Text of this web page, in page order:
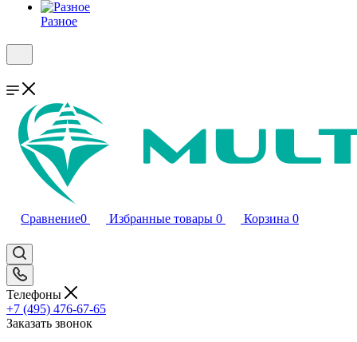
Разное
Сравнение0 Избранные товары 0 Корзина 0
Телефоны
+7 (495) 476-67-65
Заказать звонок